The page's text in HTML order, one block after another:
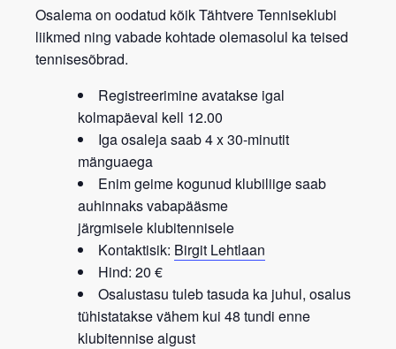
Osalema on oodatud kõikTähtvere Tenniseklubi
liikmed ning vabade kohtade olemasolul ka teised
tennisesõbrad.
Registreerimine avatakse igal
kolmapäeval kell 12.00
Iga osaleja saab 4 x 30-minutit
mänguaega
Enim geime kogunud klubiliige saab
auhinnaks vabapääsme
järgmisele klubitennisele
Kontaktisik: Birgit Lehtlaan
Hind: 20 €
Osalustasu tuleb tasuda ka juhul, osalus
tühistatakse vähem kui 48 tundi enne
klubitennise algust